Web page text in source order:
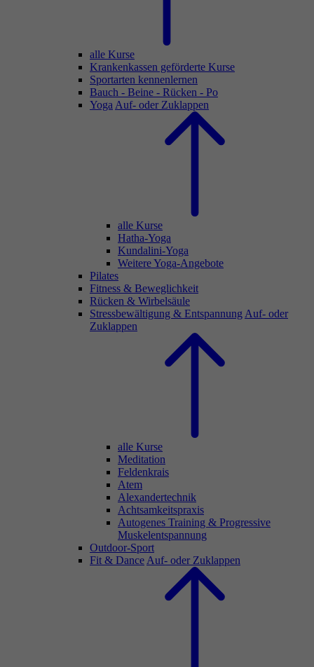
alle Kurse
Krankenkassen geförderte Kurse
Sportarten kennenlernen
Bauch - Beine - Rücken - Po
Yoga Auf- oder Zuklappen
alle Kurse
Hatha-Yoga
Kundalini-Yoga
Weitere Yoga-Angebote
Pilates
Fitness & Beweglichkeit
Rücken & Wirbelsäule
Stressbewältigung & Entspannung Auf- oder
Zuklappen
alle Kurse
Meditation
Feldenkrais
Atem
Alexandertechnik
Achtsamkeitspraxis
Autogenes Training & Progressive
Muskelentspannung
Outdoor-Sport
Fit & Dance Auf- oder Zuklappen